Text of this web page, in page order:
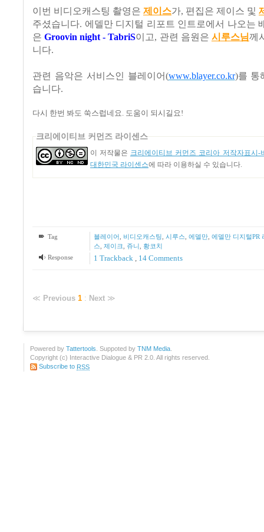
이번 비디오캐스팅 촬영은 제이스가, 편집은 제이스 및
주셨습니다. 에델만 디지털 리포트 인트로에서 나오는
은 Groovin night - TabriS이고, 관련 음원은 시 루스님께
니다.
관련 음악은 서비스인 블레이어(www.blayer.co.kr)를 통
습니다.
다시 한번 봐도 쑥스럽네요. 도움이 되시길요!
크리에이티브 커먼즈 라이센스
이 저작물은 크리에이티브 커먼즈 코리아 저작자표시-
대한민국 라이센스에 따라 이용하실 수 있습니다.
Tag 블레이어 비디오캐스팅 시루스 에델만, 에델만 디지털PR
스 제이크 쥬니 황코치
Response
1 Trackback , 14Comments
≪ Previous 1 : Next ≫
Powered by Tattertools . Suppoted by TNM Media
Copyright (c) Interactive Dialogue & PR 2.0. All rights reserved.
Subscribe to RSS